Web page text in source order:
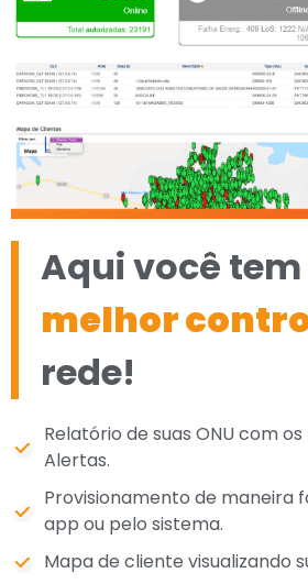
Aqui você
melhor
rede!
Relatório de suas ONU com
Alertas.
Provisionamento de maneira
app ou pelo sistema.
Mapa de cliente visualizando